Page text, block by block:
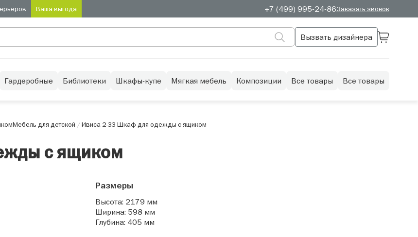
Ваша выгода +7 (499) 995-24-86Заказать звонок
Вызвать дизайнера
Гардеробные Библиотеки Шкафы-купе Мягкая мебель Композиции Все товары Все товары
Мебель для детской /Ивиса 2-33 Шкаф для одежды с ящиком
с ящиком
Размеры
Высота: 2179 мм
Ширина: 598 мм
Глубина: 405 мм